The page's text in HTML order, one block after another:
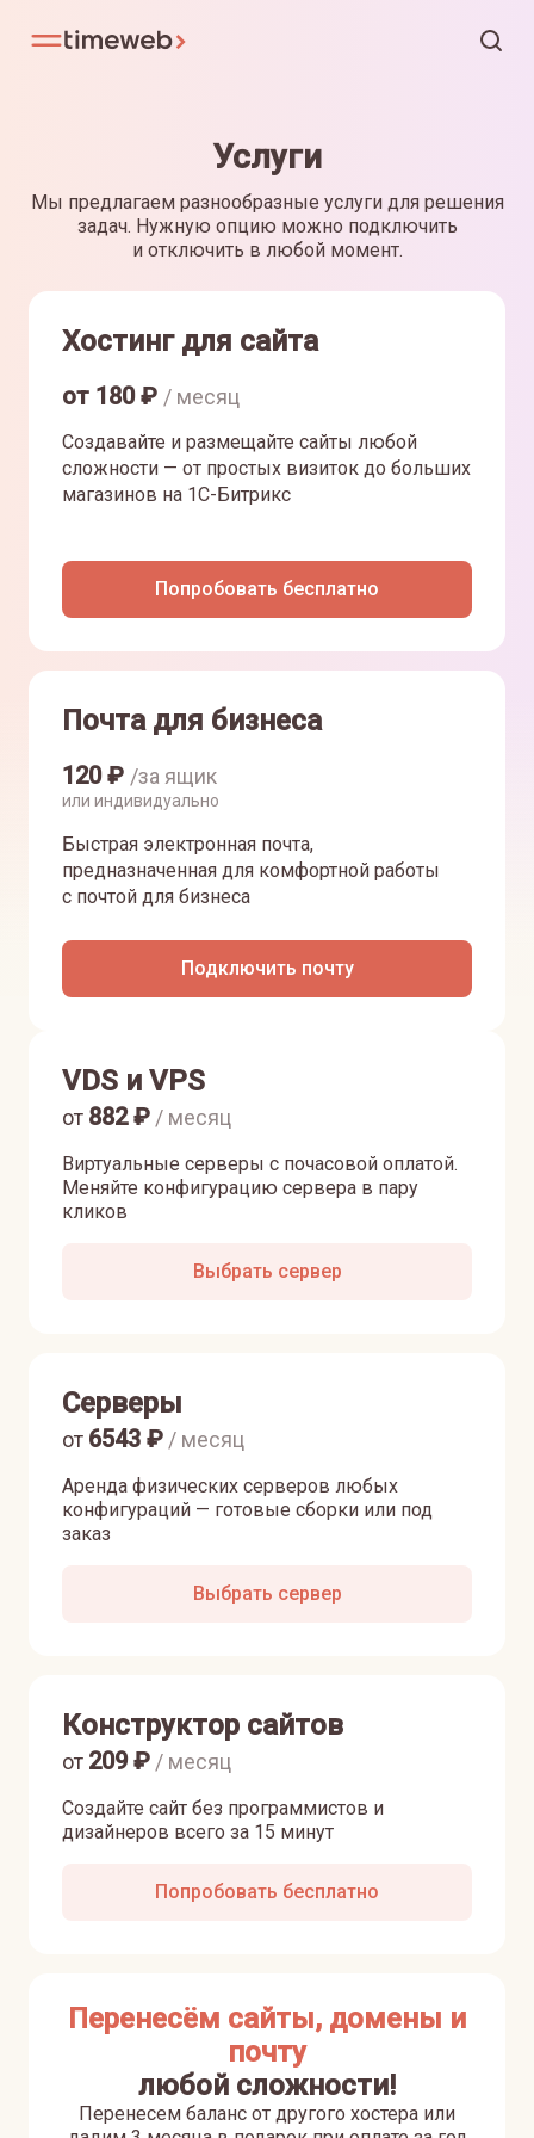
Услуги
Мы предлагаем разнообразные услуги для решения
задач. Нужную опцию можно подключить
и отключить в любой момент.
Хостинг для сайта
от 180₽ / месяц
Создавайте и размещайте сайты любой
сложности — от простых визиток до больших
магазинов на 1С-Битрикс
Попробовать бесплатно
Почта для бизнеса
120₽ /за ящик
или индивидуально
Быстрая электронная почта,
предназначенная для комфортной работы
с почтой для бизнеса
Подключить почту
VDS и VPS
Виртуальные серверы с почасовой оплатой.
Меняйте конфигурацию сервера в пару
кликов
от 882₽ / месяц
Выбрать сервер
Серверы
Аренда физических серверов любых
конфигураций — готовые сборки или под
заказ
от 6543 ₽ / месяц
Выбрать сервер
Конструктор сайтов
Создайте сайт без программистов и
дизайнеров всего за 15 минут
от 209₽ / месяц
Попробовать бесплатно
Перенесём сайты, домены и
почту
любой сложности!
Перенесем баланс от другого хостера или